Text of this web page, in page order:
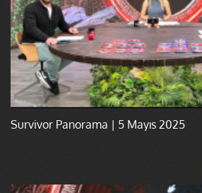
Survivor Panorama | 5 Mayıs 2025